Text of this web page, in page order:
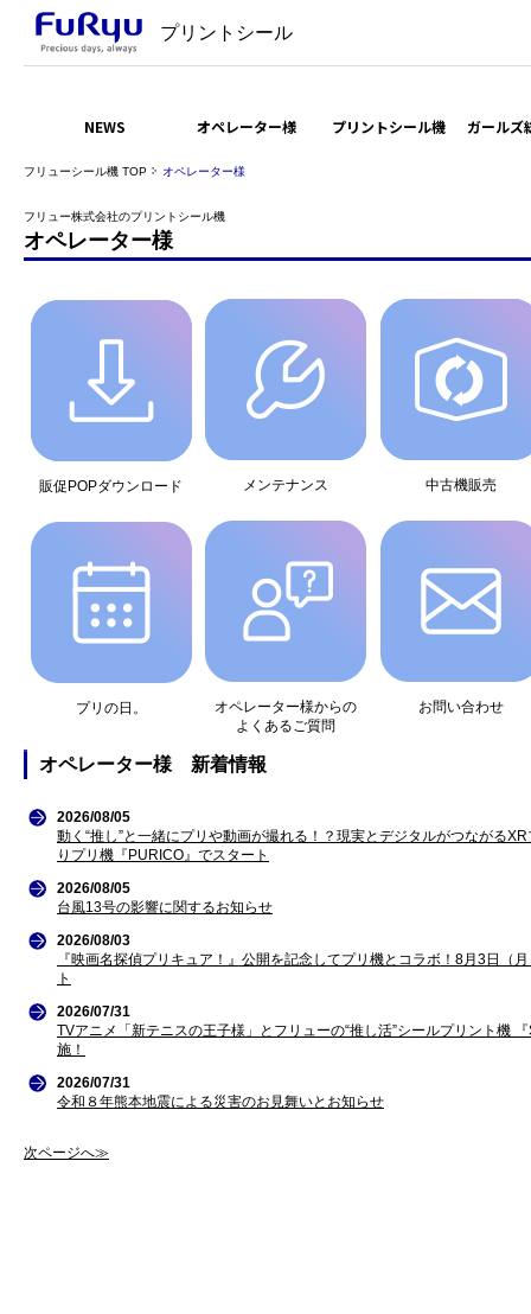
プリントシール
NEWS オペレーター様 プリントシール機 ガールズ
フリューシール機 TOP オペレーター様
フリュー株式会社のプリントシール機
オペレーター様
販促POPダウンロード
プリの日。
メンテナンス
オペレーター様からの
よくあるご質問
中古機販売
お問い合わせ
オペレーター様 新着情報
2026/08/05
動く“推し”と一緒にプリや動画が撮れる！？現実とデジタルがつながる
りプリ機『PURICO』でスタート
2026/08/05
台風13号の影響に関するお知らせ
2026/08/03
『映画名探偵プリキュア！』公開を記念してプリ機とコラボ！8月3日（
ト
2026/07/31
TVアニメ「新テニスの王子様」とフリューの“推し活”シールプリント機
施！
2026/07/31
令和８年熊本地震による災害のお見舞いとお知らせ
次ページへ≫